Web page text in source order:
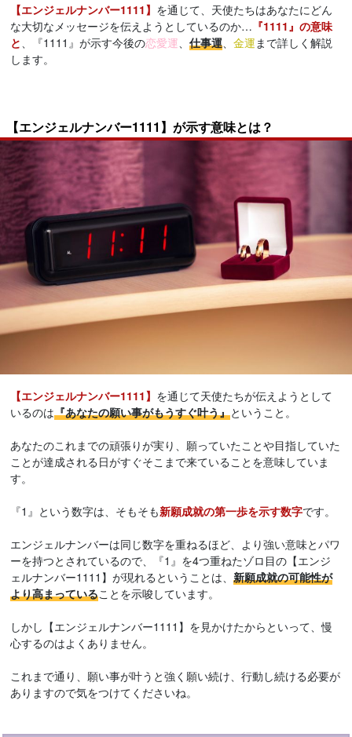
【エンジェルナンバー1111】 を通じて、天使たちはあなたにどん
な大切なメッセージを伝えようとしているのか… 『1111』の意味
と
、『1111』が示す今後の恋愛運 、仕事運 、金運 まで詳しく解説
します。
【エンジェルナンバー1111】が示す意味とは？
【エンジェルナンバー1111】 を通じて天使たちが伝えようとして
いるのは『あなたの願い事がもうすぐ叶う』ということ。
あなたのこれまでの頑張りが実り、願っていたことや目指していた
ことが達成される日がすぐそこまで来ていることを意味していま
す。
『1』という数字は、そもそも新願成就の第一歩を示す数字です。
エンジェルナンバーは同じ数字を重ねるほど、より強い意味とパワ
ーを持つとされているので、『1』を4つ重ねたゾロ目の【エンジ
ェルナンバー1111】が現れるということは、新願成就の可能性が
より高まっていることを示唆しています。
しかし【エンジェルナンバー1111】を見かけたからといって、慢
心するのはよくありません。
これまで通り、願い事が叶うと強く願い続け、行動し続ける必要が
ありますので気をつけてくださいね。